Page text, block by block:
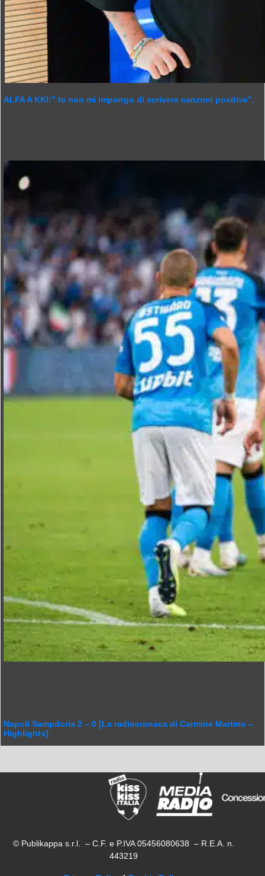
ALFA A KKI:” Io non mi impongo di scrivere canzoni positive”.
Napoli Sampdoria 2 – 0 [La radiocronaca di Carmine Martino –
Highlights]
© Publikappa s.r.l. – C.F. e P.IVA 05456080638 – R.E.A. n.
443219